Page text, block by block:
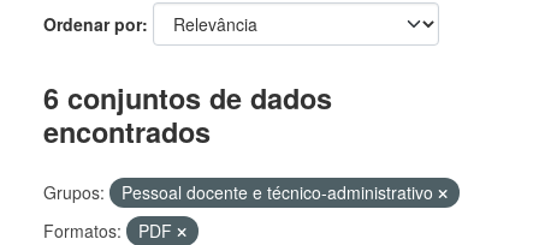
Ordenar por
6 conjuntos de dados
encontrados
Grupos:
Pessoal docente e técnico-administrativo
Formatos:
PDF